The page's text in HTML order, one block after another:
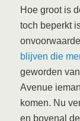
Hoe groot is
toch beperkt
blijven die
geworden
Avenue
komen. Nu
en bovenal